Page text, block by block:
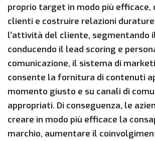
proprio target in modo più efficace,
clienti e costruire relazioni
l’attività del cliente, segmentando
conducendo il lead scoring e
comunicazione, il sistema di
consente la fornitura di contenuti
momento giusto e su canali di
appropriati. Di conseguenza, le
creare in modo più efficace la
marchio, aumentare il